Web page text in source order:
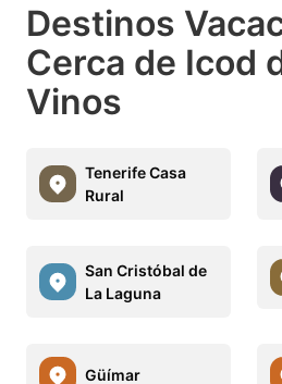
Destinos
Cerca de Icod
Vinos
Tenerife Casa
Rural
San Cristóbal de
La Laguna
Güímar